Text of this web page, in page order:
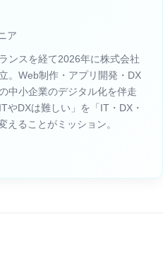
ア
ンスを経て2026年に株式会社
。Web制作・アプリ開発・DX
中小企業のデジタル化を伴走
やDXは難しい」を「IT・DX・
えることがミッション。